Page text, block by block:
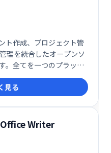
ト作成、プロジェクト管
理を統合したオープンソ
。全てを一つのプラット
業務効率化と生産性向上
と柔軟な機能で、スム
きます。
見る
Writer